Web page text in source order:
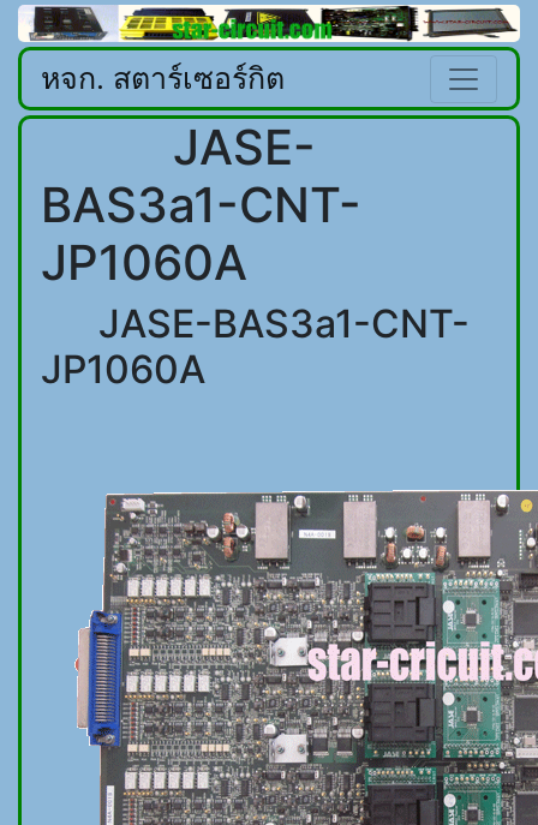
หจก. สตาร์เซอร์กิต
JASE-
BAS3a1-CNT-
JP1060A
JASE-BAS3a1-CNT-
JP1060A